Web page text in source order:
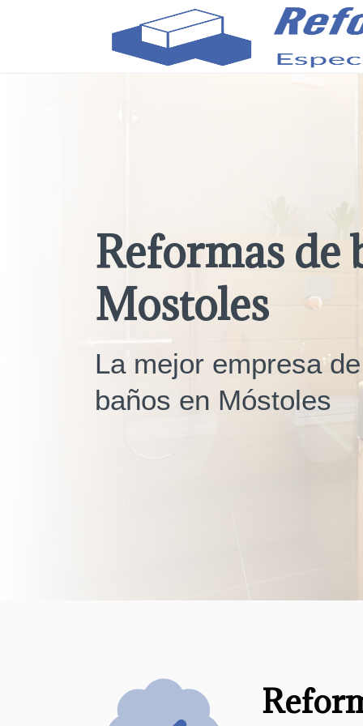
Reformas de
Mostoles
La mejor empresa
baños en Móstoles